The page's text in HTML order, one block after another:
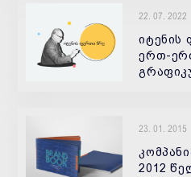
22. 07. 2022
იტენის
ერთ-
23. 01. 2015
2012